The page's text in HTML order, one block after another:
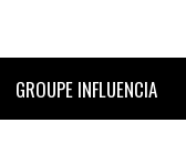
GROUPE INFLUENCIA